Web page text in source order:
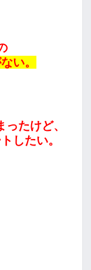
い。
たけど、
したい。